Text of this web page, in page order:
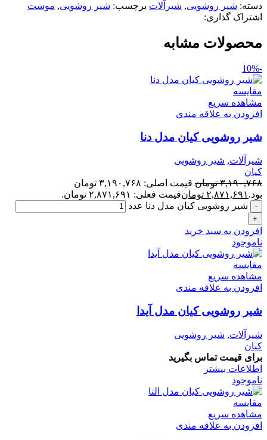
دسته: شیر روشویی, شیرآلات برچسب: شیر روشویی, موست
اشتراک گذاری:
محصولات مشابه
-10%
مقایسه
مشاهده سریع
افزودن به علاقه مندی
شیر روشویی کیان مدل دنا
شیرآلات, شیر روشویی
کیان
۳,۱۹۰,۷۶۸ تومان
قیمت اصلی: ۳,۱۹۰,۷۶۸ تومان
بود. ۲,۸۷۱,۶۹۱ تومانقیمت فعلی: ۲,۸۷۱,۶۹۱ تومان.
شیر روشویی کیان مدل دنا عدد
افزودن به سبد خرید
ناموجود
مقایسه
مشاهده سریع
افزودن به علاقه مندی
شیر روشویی کیان مدل آیدا
شیرآلات, شیر روشویی
کیان
برای قیمت تماس بگیرید
اطلاعات بیشتر
ناموجود
مقایسه
مشاهده سریع
افزودن به علاقه مندی